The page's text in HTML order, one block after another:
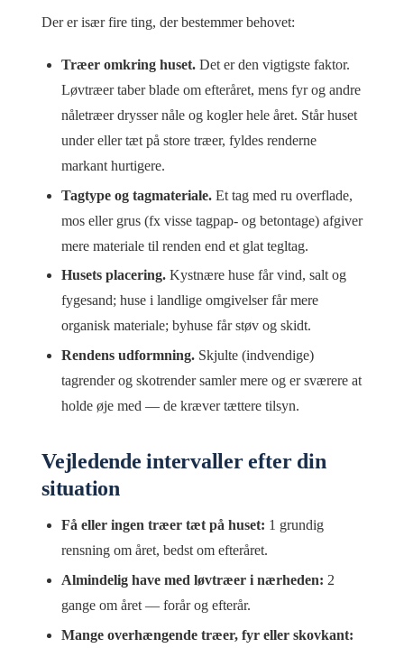
Der er især fire ting, der bestemmer behovet:
Træer omkring huset.Det er den vigtigste faktor.
Løvtræer taber blade om efteråret, mens fyr og andre
nåletræer drysser nåle og kogler hele året. Står huset
under eller tæt på store træer, fyldes renderne
markant hurtigere.
Tagtype og tagmateriale.Et tag med ru overflade,
mos eller grus (fx visse tagpap- og betontage) afgiver
mere materiale til renden end et glat tegltag.
Husets placering.Kystnære huse får vind, salt og
fygesand; huse i landlige omgivelser får mere
organisk materiale; byhuse får støv og skidt.
Rendens udformning.Skjulte (indvendige)
tagrender og skotrender samler mere og er sværere at
holde øje med — de kræver tættere tilsyn.
Vejledende intervaller efter din
situation
Få eller ingen træer tæt på huset: 1 grundig
rensning om året, bedst om efteråret.
Almindelig have med løvtræer i nærheden: 2
gange om året — forår og efterår.
Mange overhængende træer, fyr eller skovkant: